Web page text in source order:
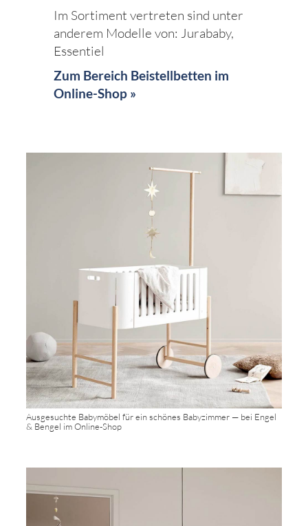
Im Sortiment vertreten sind unter
anderem Modelle von: Jurababy,
Essentiel
Zum Bereich Beistellbetten im
Online-Shop »
Ausgesuchte Babymöbel für ein schönes Babyzimmer — bei Engel
& Bengel im Online-Shop